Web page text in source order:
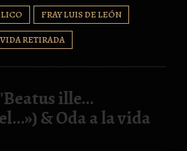
FRAY LUIS DE LEÓN
VIDA RETIRADA
Beatus ille…
& Oda a la vida